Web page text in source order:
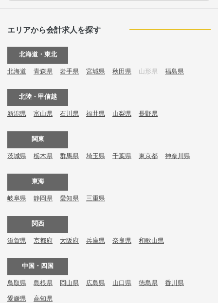
エリアから会計求人を探す
北海道・東北
北海道 青森県 岩手県 宮城県 秋田県 山形県 福島県
北陸・甲信越
新潟県 富山県 石川県 福井県 山梨県 長野県
関東
茨城県 栃木県 群馬県 埼玉県 千葉県 東京都 神奈川県
東海
岐阜県 静岡県 愛知県 三重県
関西
滋賀県 京都府 大阪府 兵庫県 奈良県 和歌山県
中国・四国
鳥取県 島根県 岡山県 広島県 山口県 徳島県 香川県
愛媛県 高知県